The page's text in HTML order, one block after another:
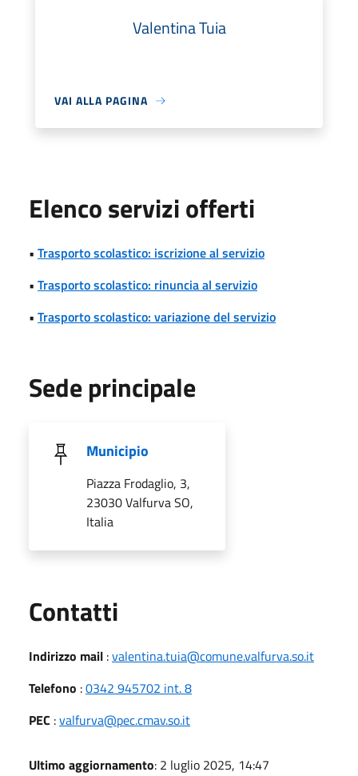
Valentina Tuia
VAI ALLA PAGINA
Elenco servizi offerti
• Trasporto scolastico: iscrizione al servizio
• Trasporto scolastico: rinuncia al servizio
• Trasporto scolastico: variazione del servizio
Sede principale
Municipio
Piazza Frodaglio, 3,
23030 Valfurva SO,
Italia
Contatti
Indirizzo mail :valentina.tuia@comune.valfurva.so.it
Telefono :0342 945702 int. 8
PEC :valfurva@pec.cmav.so.it
Ultimo aggiornamento: 2 luglio 2025, 14:47